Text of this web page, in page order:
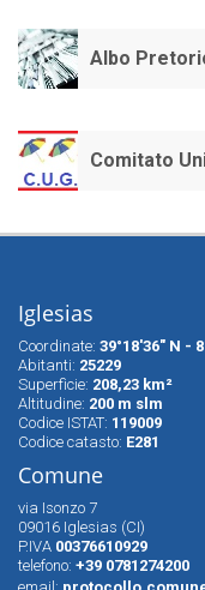
Albo
Comitato
Iglesias
Coordinate: 39°18'36" N -
Abitanti: 25229
Superfìcie: 208,23 km²
Altitudine: 200 m slm
Codice ISTAT: 119009
Codice catasto: E281
Comune
via Isonzo 7
09016 Iglesias (CI)
P.IVA 00376610929
telefono: +39 0781274200